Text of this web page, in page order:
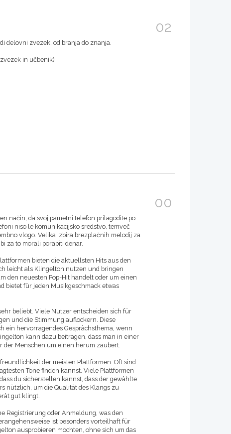
delovni zvezek, od branja do znanja.
in učbenik)
02
način, da svoj pametni telefon prilagodite po
niso le komunikacijsko sredstvo, temveč
vlogo. Velika izbira brezplačnih melodij za
za to morali porabiti denar.
bieten die aktuellsten Hits aus den
leicht als Klingelton nutzen und bringen
den neuesten Pop-Hit handelt oder um einen
bietet für jeden Musikgeschmack etwas
beliebt. Viele Nutzer entscheiden sich für
und die Stimmung auflockern. Diese
ein hervorragendes Gesprächsthema, wenn
kann dazu beitragen, dass man in einer
der Menschen um einen herum zaubert.
der meisten Plattformen. Oft sind
Töne finden kannst. Viele Plattformen
du sicherstellen kannst, dass der gewählte
nützlich, um die Qualität des Klangs zu
gut klingt.
Registrierung oder Anmeldung, was den
ist besonders vorteilhaft für
ausprobieren möchten, ohne sich um das
00